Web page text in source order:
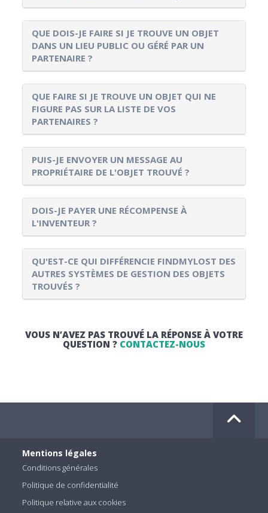
QUE DOIS-JE FAIRE SI JE TROUVE UN OBJET
DANS UN LIEU PUBLIC OU GÉRÉ PAR UN
PARTENAIRE ?
QUE FAIRE SI JE TROUVE UN OBJET QUI NE
FIGURE PAS SUR LA LISTE DE VOS
PARTENAIRES ?
PUIS-JE ENVOYER UN MESSAGE AU
PROPRIÉTAIRE DE L'OBJET TROUVÉ ?
DOIS-JE PAYER UNE RÉCOMPENSE À
L'INVENTEUR ?
QU'EST-CE QUI DIFFÉRENCIE FINDMYLOST DES
AUTRES SYSTÈMES DE GESTION DES OBJETS
TROUVÉS ?
VOUS N’AVEZ PAS TROUVÉ LA RÉPONSE À VOTRE
QUESTION ? CONTACTEZ-NOUS
Mentions légales
Conditions générales
Politique de confidentialité
Politique relative aux cookies